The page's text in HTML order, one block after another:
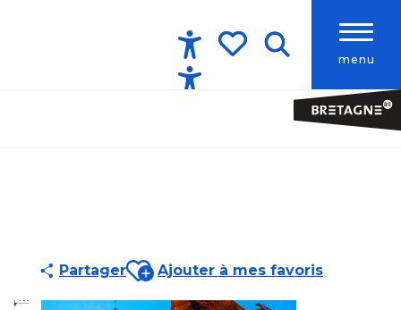
menu
Accessibilité
PartagerAjouter aux favoris
Ajouter à mes favoris